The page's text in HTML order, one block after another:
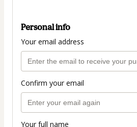
Personal info
Your email address
Confirm your email
Your full name